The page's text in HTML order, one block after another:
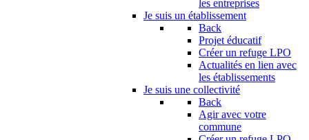
les entreprises
Je suis un établissement
Back
Projet éducatif
Créer un refuge LPO
Actualités en lien avec
les établissements
Je suis une collectivité
Back
Agir avec votre
commune